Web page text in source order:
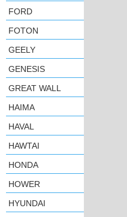
FORD
FOTON
GEELY
GENESIS
GREAT WALL
HAIMA
HAVAL
HAWTAI
HONDA
HOWER
HYUNDAI